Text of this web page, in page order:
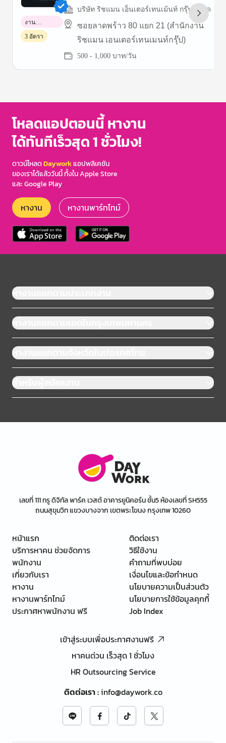
บริษัท ริชแมน เอ็นเตอร์เทนเม้นท์ กรุ๊ป จำกัด
ซอยลาดพร้าว 80 แยก 21 (สำนักงาน
ริชแมน เอนเตอร์เทนเมนท์กรุ๊ป)
500 - 1,000 บาท/วัน
งาน
พาร์ทไทม์
3 อัตรา
of
โหลดแอปตอนนี้ หางาน
ได้ทันทีเร็วสุด 1 ชั่วโมง!
ดาวน์โหลดDayworkแอปพลิเคชัน
ของเราได้แล้ววันนี้ ทั้งใน Apple Store
และ Google Play
หางาน หางานพาร์ทไทม์
หางานแยกตามประเภทงาน
หางานแยกตามเขตในกรุงเทพมหานคร
หางานแยกตามจังหวัดในประเทศไทย
สำหรับผู้สมัครงาน
เลขที่ 111 ทรู ดิจิทัล พาร์ค เวสต์ อาคารยูนิคอร์น ชั้น5 ห้องเลขที่ SH555
ถนนสุขุมวิท แขวงบางจาก เขตพระโขนง กรุงเทพ 10260
หน้าแรก
บริการหาคน ช่วยจัดการ
พนักงาน
เกี่ยวกับเรา
หางาน
หางานพาร์ทไทม์
ประกาศหาพนักงาน ฟรี
ติดต่อเรา
วิธีใช้งาน
คำถามที่พบบ่อย
เงื่อนไขและข้อกำหนด
นโยบายความเป็นส่วนตัว
นโยบายการใช้ข้อมูลคุกกี้
Job Index
เข้าสู่ระบบเพื่อประกาศงานฟรี
หาคนด่วน เร็วสุด 1 ชั่วโมง
HR Outsourcing Service
ติดต่อเรา:info@daywork.co